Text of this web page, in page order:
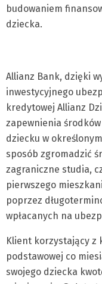
budowaniem
dziecka.
Allianz Bank, dzięki
inwestycyjnego
kredytowej Allianz
zapewnienia
dziecku w
sposób zgromadzić
zagraniczne studia,
pierwszego
poprzez
wpłacanych na
Klient korzystający z
podstawowej co
swojego dziecka